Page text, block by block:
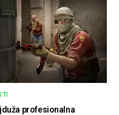
profesionalna